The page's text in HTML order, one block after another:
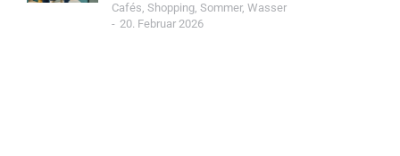
Cafés, Shopping, Sommer, Wasser
20. Februar 2026